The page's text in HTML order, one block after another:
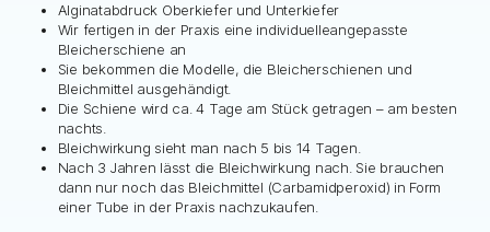
Alginatabdruck Oberkiefer und Unterkiefer
Wir fertigen in der Praxis eine individuelleangepasste
Bleicherschiene an
Sie bekommen die Modelle, die Bleicherschienen und
Bleichmittel ausgehändigt.
Die Schiene wird ca. 4 Tage am Stück getragen – am besten
nachts.
Bleichwirkung sieht man nach 5 bis 14 Tagen.
Nach 3 Jahren lässt die Bleichwirkung nach. Sie brauchen
dann nur noch das Bleichmittel (Carbamidperoxid) in Form
einer Tube in der Praxis nachzukaufen.